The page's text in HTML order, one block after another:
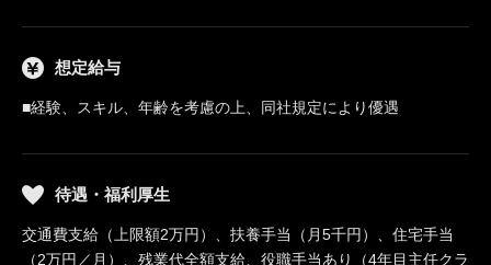
想定給与
■経験、スキル、年齢を考慮の上、同社規定により優遇
待遇・福利厚生
交通費支給（上限額2万円）、扶養手当（月5千円）、住宅手当
（2万円／月）、残業代全額支給、役職手当あり（4年目主任クラ